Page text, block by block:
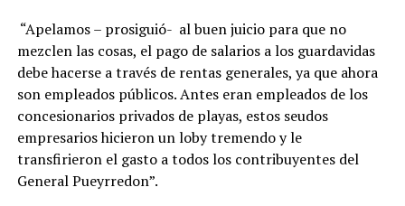
“Apelamos – prosiguió- al buen juicio para que no
mezclen las cosas, el pago de salarios a los guardavidas
debe hacerse a través de rentas generales, ya que ahora
son empleados públicos. Antes eran empleados de los
concesionarios privados de playas, estos seudos
empresarios hicieron un loby tremendo y le
transfirieron el gasto a todos los contribuyentes del
General Pueyrredon”.